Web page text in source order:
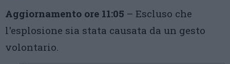
Aggiornamento ore 11:05 – Escluso che
l'esplosione sia stata causata da un gesto
volontario.